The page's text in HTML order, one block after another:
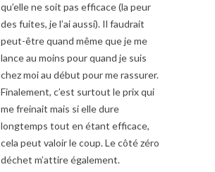
qu’elle ne soit pas efficace (la peur
des fuites, je l’ai aussi). Il faudrait
peut-être quand même que je me
lance au moins pour quand je suis
chez moi au début pour me rassurer.
Finalement, c’est surtout le prix qui
me freinait mais si elle dure
longtemps tout en étant efficace,
cela peut valoir le coup. Le côté zéro
déchet m’attire également.